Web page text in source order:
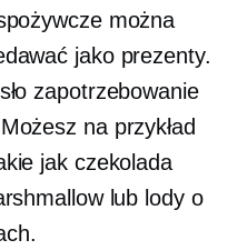
można
jako prezenty.
zapotrzebowanie
na przykład
jak czekolada
lub lody o